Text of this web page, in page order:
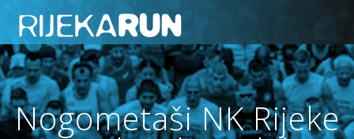
Nogometaši NK Rijeke